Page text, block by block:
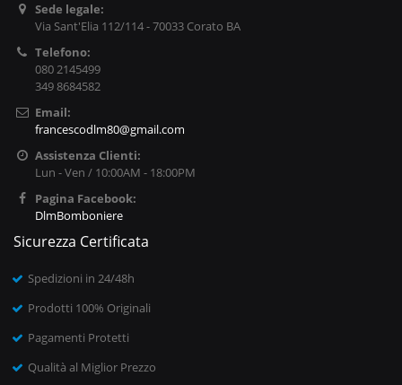
Sede legale:
Via Sant'Elia 112/114 - 70033 Corato BA
Telefono:
080 2145499
349 8684582
Email:
francescodlm80@gmail.com
Assistenza Clienti:
Lun - Ven / 10:00AM - 18:00PM
Pagina Facebook:
DlmBomboniere
Sicurezza Certificata
Spedizioni in 24/48h
Prodotti 100% Originali
Pagamenti Protetti
Qualità al Miglior Prezzo